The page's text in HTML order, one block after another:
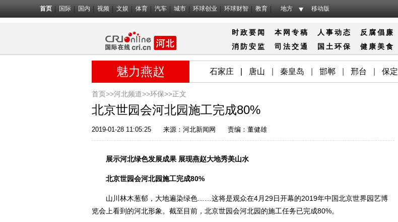
首页 国际 国内 视频 文娱 体育 汽车 城市 环球创业 环球财智 教育 地方 移动版
时政要闻 本网专稿 人事动态 反腐倡廉
消防安监 司法交通 国土 环保 健康美食
魅力燕赵 石家庄 唐山 秦皇岛 邯郸 邢台 保定
首页>>河北频道>>环保>>正文
北京世园会河北园施工完成80%
2019-01-28 11:05:25 来源： 河北新闻网 责编：董健雄
展示河北绿色发展成果 展现燕赵大地秀美山水
北京世园会河北园施工完成80%
山川林木葱郁，大地遍染绿色……这将是观众在4月29日开幕的2019年中国北京世界园艺博
览会上看到的河北形象。截至目前，北京世园会河北园的施工任务已完成80%。